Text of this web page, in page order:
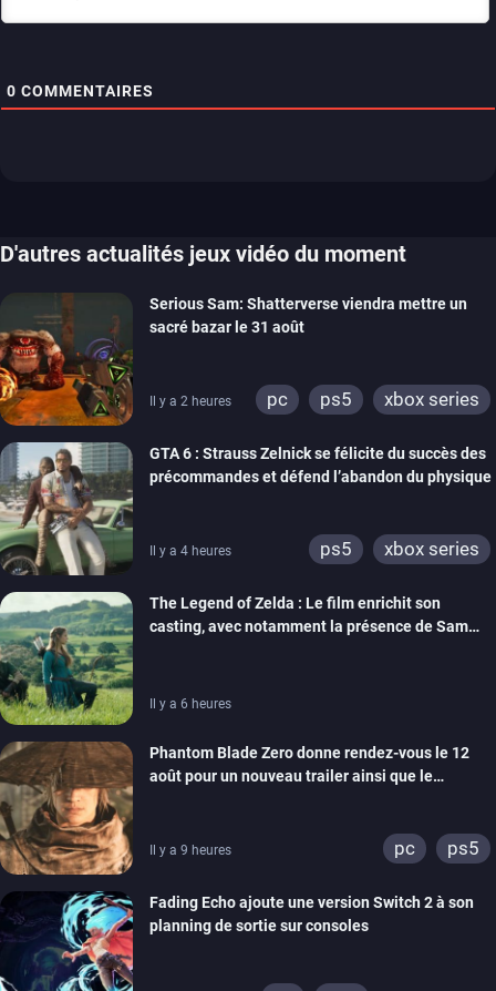
0 COMMENTAIRES
D'autres actualités jeux vidéo du moment
Serious Sam: Shatterverse viendra mettre un
sacré bazar le 31 août
Il y a 2 heures pc ps5 xbox series
GTA 6 : Strauss Zelnick se félicite du succès des
précommandes et défend l’abandon du physique
Il y a 4 heures ps5 xbox series
The Legend of Zelda : Le film enrichit son
casting, avec notamment la présence de Sam
Il y a 6 heures
Phantom Blade Zero donne rendez-vous le 12
août pour un nouveau trailer ainsi que le
Il y a 9 heures pc ps5
Fading Echo ajoute une version Switch 2 à son
planning de sortie sur consoles